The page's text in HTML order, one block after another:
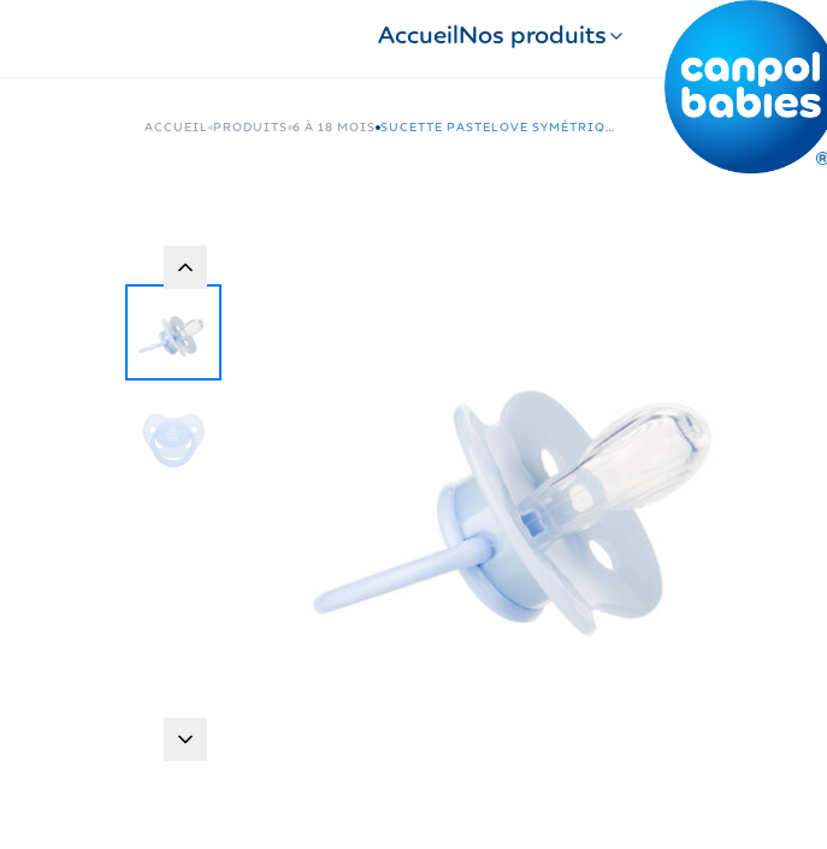
AccueilNos produits
ACCUEIL PRODUITS 6 À 18 MOIS SUCETTE PASTELOVE SYMÉTRIQUE 6 À 18 MOIS-22/417 - 22/417